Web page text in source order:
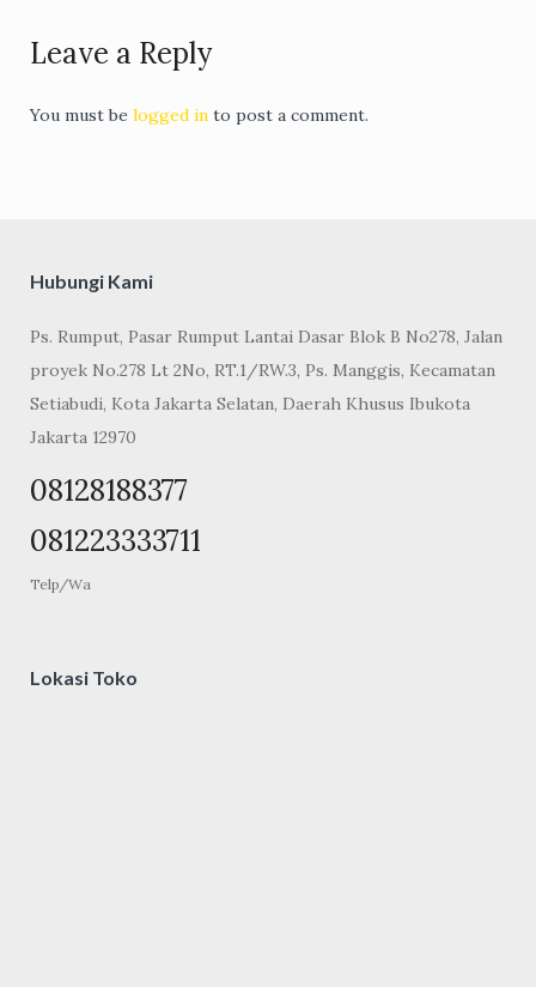
Leave a Reply
You must be logged in to post a comment.
Hubungi Kami
Ps. Rumput, Pasar Rumput Lantai Dasar Blok B No278, Jalan
proyek No.278 Lt 2No, RT.1/RW.3, Ps. Manggis, Kecamatan
Setiabudi, Kota Jakarta Selatan, Daerah Khusus Ibukota
Jakarta 12970
08128188377
081223333711
Telp/Wa
Lokasi Toko